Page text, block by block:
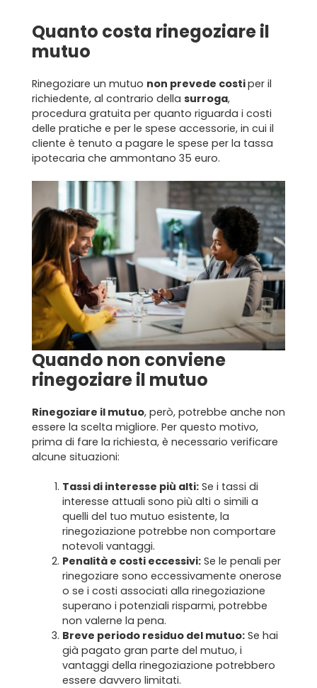
Chi siamo
Il team
Formula BRAVA
Servizi per i clienti
Servizi per gli agenti
I nostri immobili
Blog
Contatti
Quanto costa rinegoziare il
mutuo
Rinegoziare un mutuo non prevede costiper il
richiedente, al contrario della surroga,
procedura gratuita per quanto riguarda i costi
delle pratiche e per le spese accessorie, in cui il
cliente è tenuto a pagare le spese per la tassa
ipotecaria che ammontano 35 euro.
Quando non conviene
rinegoziare il mutuo
Rinegoziare il mutuo, però, potrebbe anche non
essere la scelta migliore. Per questo motivo,
prima di fare la richiesta, è necessario verificare
alcune situazioni:
Tassi di interesse più alti: Se i tassi di
interesse attuali sono più alti o simili a
quelli del tuo mutuo esistente, la
rinegoziazione potrebbe non comportare
notevoli vantaggi.
Penalità e costi eccessivi: Se le penali per
rinegoziare sono eccessivamente onerose
o se i costi associati alla rinegoziazione
superano i potenziali risparmi, potrebbe
non valerne la pena.
Breve periodo residuo del mutuo: Se hai
già pagato gran parte del mutuo, i
vantaggi della rinegoziazione potrebbero
essere davvero limitati.